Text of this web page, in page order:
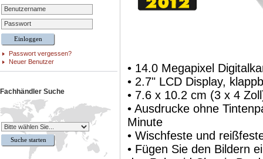
Benutzername
Passwort
Passwort vergessen?
Neuer Benutzer
Fachhändler Suche
• 14.0 Megapixel
• 2.7" LCD Display,
• 7.6 x 10.2 cm (3 x 4
• Ausdrucke ohne
Minute
• Wischfeste und
• Fügen Sie den Bildern